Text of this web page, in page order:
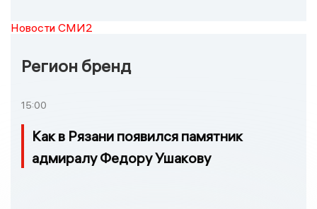
Новости СМИ2
Регион бренд
15:00
Как в Рязани появился памятник
адмиралу Федору Ушакову